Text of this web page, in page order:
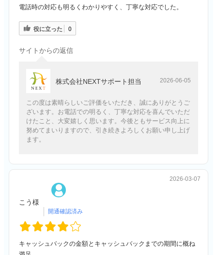
電話時の対応も明るくわかりやすく、丁寧な対応でした。
役に立った 0
サイトからの返信
株式会社NEXTサポート担当 2026-06-05
この度は素晴らしいご評価をいただき、誠にありがとうご
ざいます。お電話での明るく、丁寧な対応を喜んでいただ
けたこと、大変嬉しく思います。今後ともサービス向上に
努めてまいりますので、引き続きよろしくお願い申し上げ
ます。
こう様
2026-03-07
キャッシュバックの金額とキャッシュバックまでの期間に概ね